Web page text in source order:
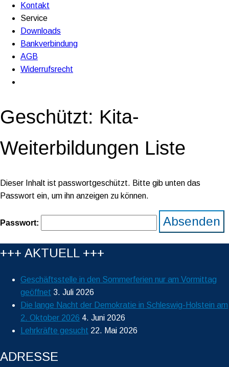
Kontakt
Service
Downloads
Bankverbindung
AGB
Widerrufsrecht
Geschützt: Kita-
Weiterbildungen Liste
Dieser Inhalt ist passwortgeschützt. Bitte gib unten das
Passwort ein, um ihn anzeigen zu können.
Passwort:
+++ AKTUELL +++
Geschäftsstelle in den Sommerferien nur am Vormittag
geöffnet 3. Juli 2026
Die lange Nacht der Demokratie in Schleswig-Holstein am
2. Oktober 2026 4. Juni 2026
Lehrkräfte gesucht 22. Mai 2026
ADRESSE